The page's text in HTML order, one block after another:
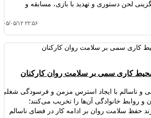
لحن دستوری و تهدید با بازی، مسابقه و
۱۴۰۵/۰۵/۱۲
کاری سمی بر سلامت روان کارکنان
و ناسالم با ایجاد استرس مزمن و فرسودگی
و روابط خانوادگی آن‌ها را تخریب می‌کنند؛
حفظ سلامت روان بر ادامه کار در فضای ناسالم